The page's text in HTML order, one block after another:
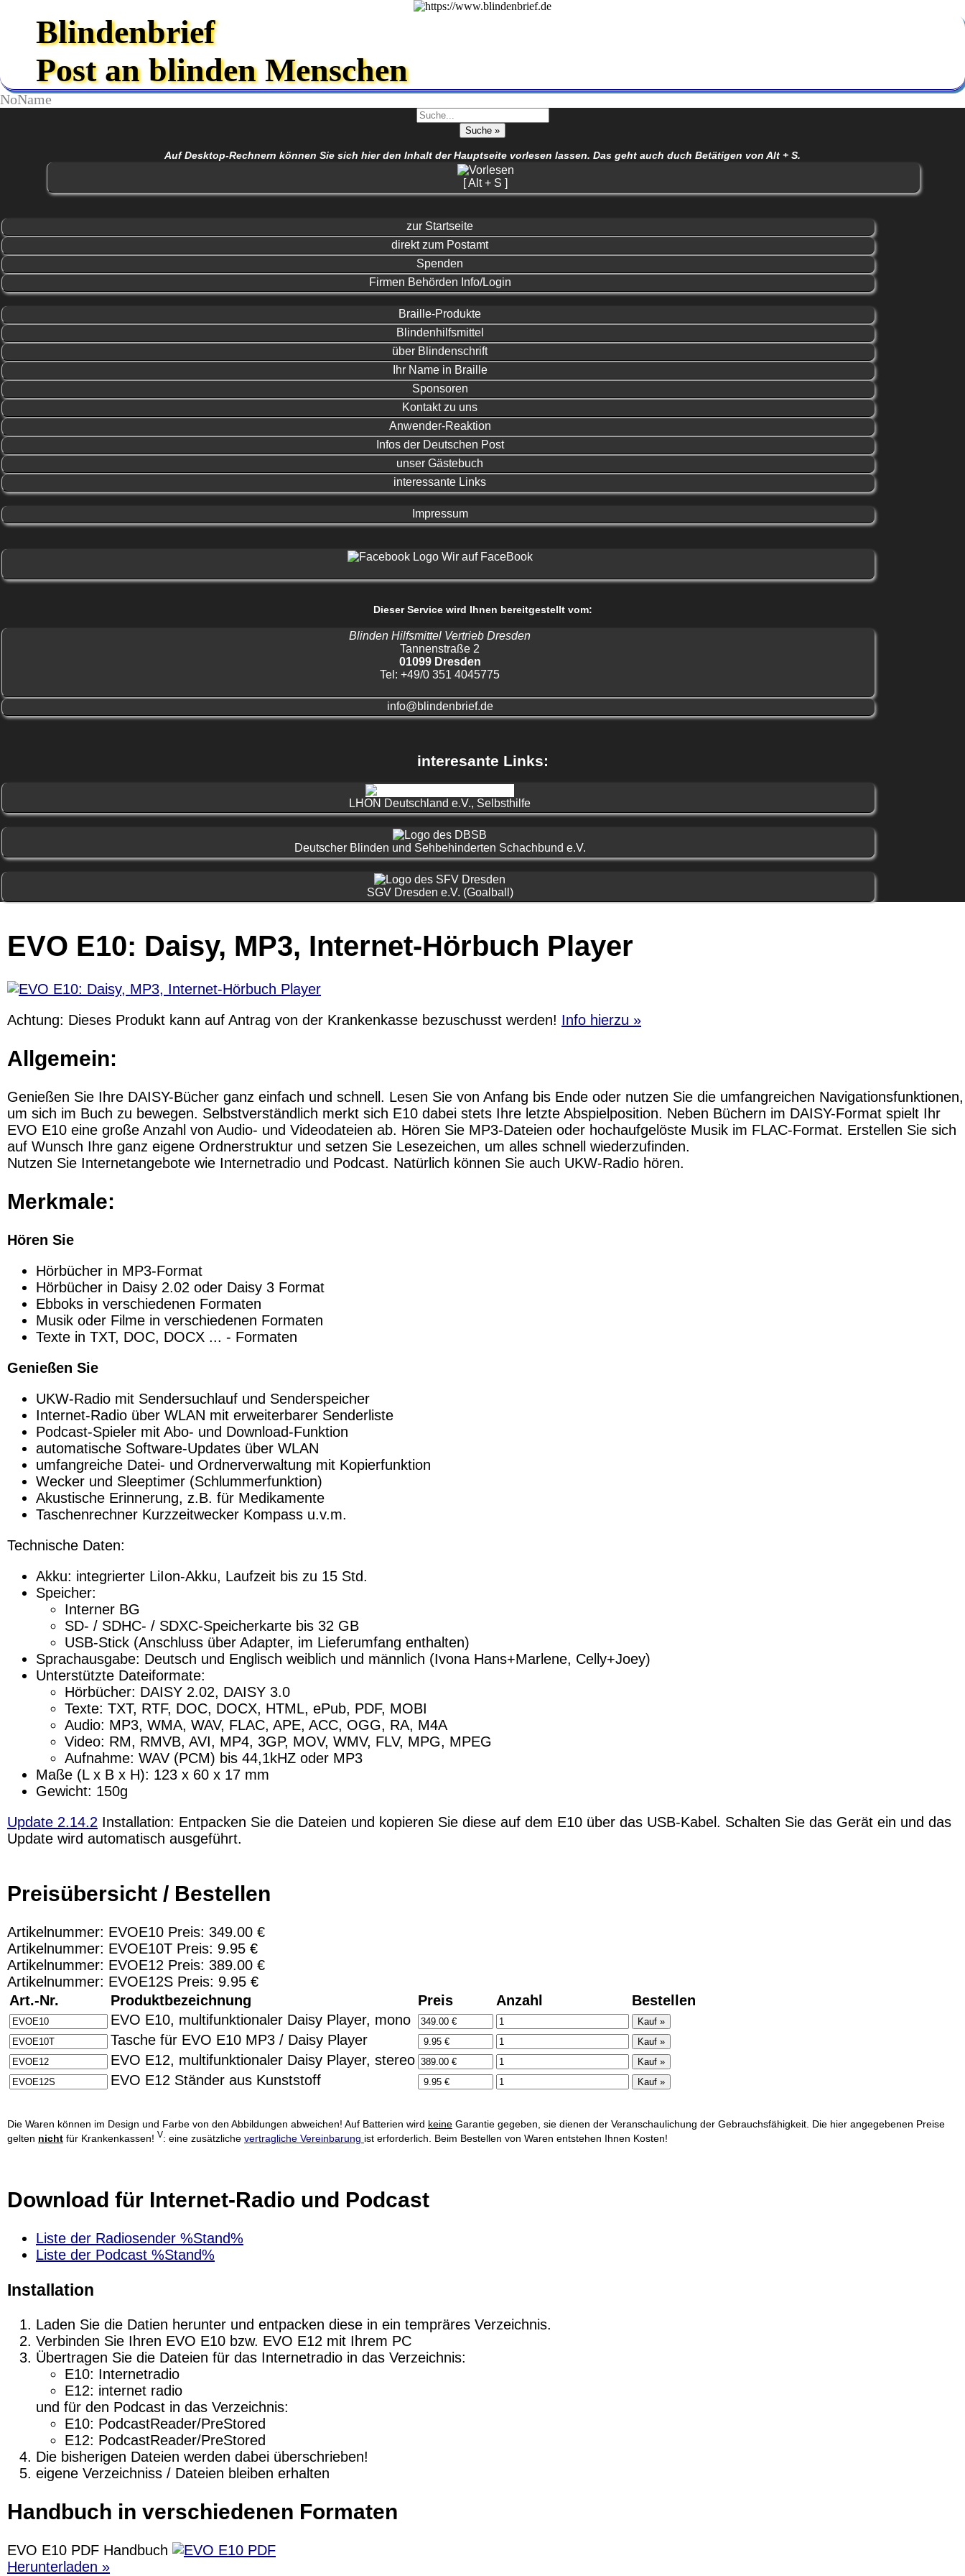
Blindenbrief
Post an blinden Menschen
NoName
Auf Desktop-Rechnern können Sie sich hier den Inhalt der Hauptseite vorlesen lassen. Das geht auch duch Betätigen von Alt + S.
[ Alt + S ]
zur Startseite
direkt zum Postamt
Spenden
Firmen Behörden Info/Login
Braille-Produkte
Blindenhilfsmittel
über Blindenschrift
Ihr Name in Braille
Sponsoren
Kontakt zu uns
Anwender-Reaktion
Infos der Deutschen Post
unser Gästebuch
interessante Links
Impressum
Wir auf FaceBook
Dieser Service wird Ihnen bereitgestellt vom:
Blinden Hilfsmittel Vertrieb Dresden
Tannenstraße 2
01099 Dresden
Tel: +49/0 351 4045775
info@blindenbrief.de
interesante Links:
LHON Deutschland e.V., Selbsthilfe
Deutscher Blinden und Sehbehinderten Schachbund e.V.
SGV Dresden e.V. (Goalball)
EVO E10: Daisy, MP3, Internet-Hörbuch Player
Achtung: Dieses Produkt kann auf Antrag von der Krankenkasse bezuschusst werden! Info hierzu »
Allgemein:
Genießen Sie Ihre DAISY-Bücher ganz einfach und schnell. Lesen Sie von Anfang bis Ende oder nutzen Sie die umfangreichen Navigationsfunktionen,
um sich im Buch zu bewegen. Selbstverständlich merkt sich E10 dabei stets Ihre letzte Abspielposition. Neben Büchern im DAISY-Format spielt Ihr
EVO E10 eine große Anzahl von Audio- und Videodateien ab. Hören Sie MP3-Dateien oder hochaufgelöste Musik im FLAC-Format. Erstellen Sie sich
auf Wunsch Ihre ganz eigene Ordnerstruktur und setzen Sie Lesezeichen, um alles schnell wiederzufinden.
Nutzen Sie Internetangebote wie Internetradio und Podcast. Natürlich können Sie auch UKW-Radio hören.
Merkmale:
Hören Sie
Hörbücher in MP3-Format
Hörbücher in Daisy 2.02 oder Daisy 3 Format
Ebboks in verschiedenen Formaten
Musik oder Filme in verschiedenen Formaten
Texte in TXT, DOC, DOCX ... - Formaten
Genießen Sie
UKW-Radio mit Sendersuchlauf und Senderspeicher
Internet-Radio über WLAN mit erweiterbarer Senderliste
Podcast-Spieler mit Abo- und Download-Funktion
automatische Software-Updates über WLAN
umfangreiche Datei- und Ordnerverwaltung mit Kopierfunktion
Wecker und Sleeptimer (Schlummerfunktion)
Akustische Erinnerung, z.B. für Medikamente
Taschenrechner Kurzzeitwecker Kompass u.v.m.
Technische Daten:
Akku: integrierter LiIon-Akku, Laufzeit bis zu 15 Std.
Speicher:
Interner BG
SD- / SDHC- / SDXC-Speicherkarte bis 32 GB
USB-Stick (Anschluss über Adapter, im Lieferumfang enthalten)
Sprachausgabe: Deutsch und Englisch weiblich und männlich (Ivona Hans+Marlene, Celly+Joey)
Unterstützte Dateiformate:
Hörbücher: DAISY 2.02, DAISY 3.0
Texte: TXT, RTF, DOC, DOCX, HTML, ePub, PDF, MOBI
Audio: MP3, WMA, WAV, FLAC, APE, ACC, OGG, RA, M4A
Video: RM, RMVB, AVI, MP4, 3GP, MOV, WMV, FLV, MPG, MPEG
Aufnahme: WAV (PCM) bis 44,1kHZ oder MP3
Maße (L x B x H): 123 x 60 x 17 mm
Gewicht: 150g
Update 2.14.2 Installation: Entpacken Sie die Dateien und kopieren Sie diese auf dem E10 über das USB-Kabel. Schalten Sie das Gerät ein und das
Update wird automatisch ausgeführt.
Preisübersicht / Bestellen
Artikelnummer: EVOE10 Preis: 349.00 €
Artikelnummer: EVOE10T Preis: 9.95 €
Artikelnummer: EVOE12 Preis: 389.00 €
Artikelnummer: EVOE12S Preis: 9.95 €
Art.-Nr.
Produktbezeichnung Preis Anzahl
Bestellen
EVO E10, multifunktionaler Daisy Player, mono
Tasche für EVO E10 MP3 / Daisy Player
EVO E12, multifunktionaler Daisy Player, stereo
EVO E12 Ständer aus Kunststoff
Die Waren können im Design und Farbe von den Abbildungen abweichen! Auf Batterien wird keine Garantie gegeben, sie dienen der Veranschaulichung der Gebrauchsfähigkeit. Die hier angegebenen Preise
gelten nicht für Krankenkassen! V: eine zusätzliche vertragliche Vereinbarung ist erforderlich. Beim Bestellen von Waren entstehen Ihnen Kosten!
Download für Internet-Radio und Podcast
Liste der Radiosender %Stand%
Liste der Podcast %Stand%
Installation
Laden Sie die Datien herunter und entpacken diese in ein tempräres Verzeichnis.
Verbinden Sie Ihren EVO E10 bzw. EVO E12 mit Ihrem PC
Übertragen Sie die Dateien für das Internetradio in das Verzeichnis:
E10: Internetradio
E12: internet radio
und für den Podcast in das Verzeichnis:
E10: PodcastReader/PreStored
E12: PodcastReader/PreStored
Die bisherigen Dateien werden dabei überschrieben!
eigene Verzeichniss / Dateien bleiben erhalten
Handbuch in verschiedenen Formaten
EVO E10 PDF Handbuch
Herunterladen »